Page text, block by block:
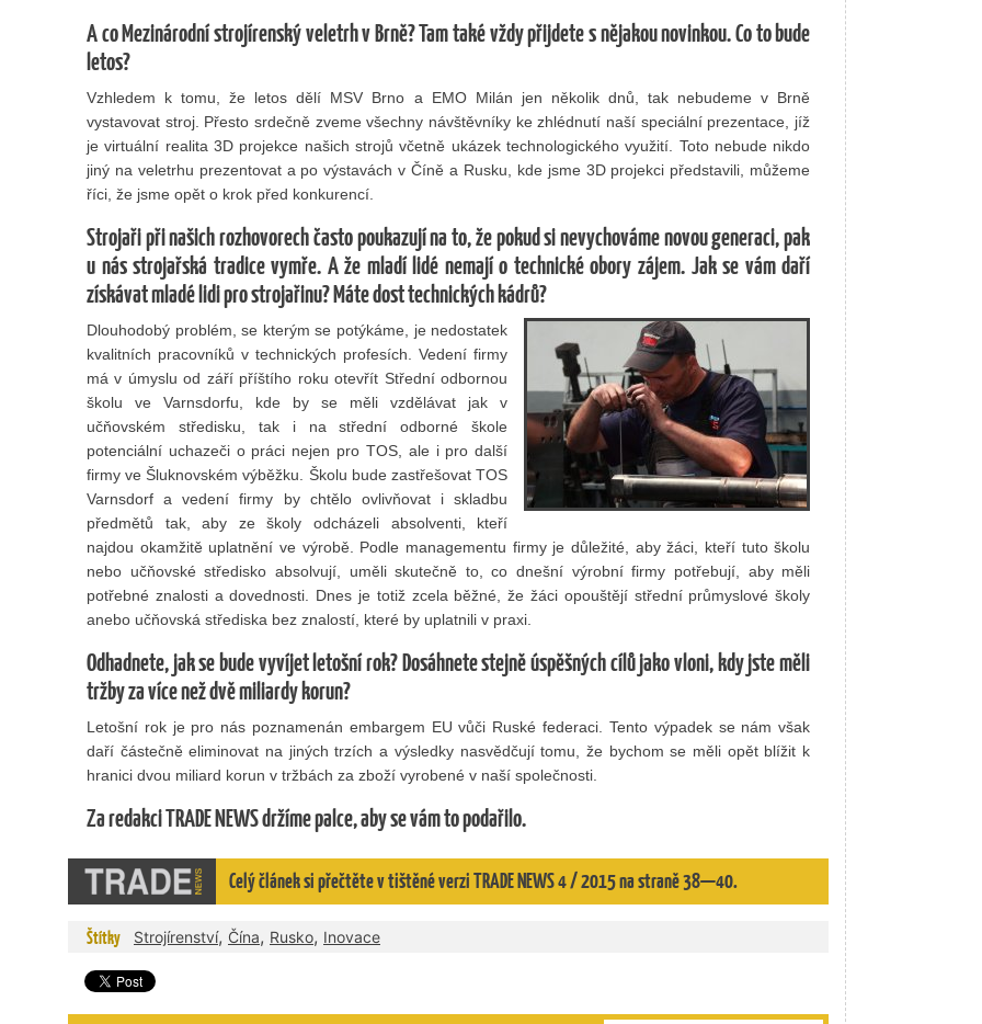
A co Mezinárodní strojírenský veletrh v Brně? Tam také vždy přijdete s nějakou novinkou. Co to bude
letos?
Vzhledem k tomu, že letos dělí MSV Brno a EMO Milán jen několik dnů, tak nebudeme v Brně
vystavovat stroj. Přesto srdečně zveme všechny návštěvníky ke zhlédnutí naší speciální prezentace, jíž
je virtuální realita 3D projekce našich strojů včetně ukázek technologického využití. Toto nebude nikdo
jiný na veletrhu prezentovat a po výstavách v Číně a Rusku, kde jsme 3D projekci představili, můžeme
říci, že jsme opět o krok před konkurencí.
Strojaři při našich rozhovorech často poukazují na to, že pokud si nevychováme novou generaci, pak
u nás strojařská tradice vymře. A že mladí lidé nemají o technické obory zájem. Jak se vám daří
získávat mladé lidi pro strojařinu? Máte dost technických kádrů?
Dlouhodobý problém, se kterým se potýkáme, je nedostatek
kvalitních pracovníků v technických profesích. Vedení firmy
má v úmyslu od září příštího roku otevřít Střední odbornou
školu ve Varnsdorfu, kde by se měli vzdělávat jak v
učňovském středisku, tak i na střední odborné škole
potenciální uchazeči o práci nejen pro TOS, ale i pro další
firmy ve Šluknovském výběžku. Školu bude zastřešovat TOS
Varnsdorf a vedení firmy by chtělo ovlivňovat i skladbu
předmětů tak, aby ze školy odcházeli absolventi, kteří
najdou okamžitě uplatnění ve výrobě. Podle managementu firmy je důležité, aby žáci, kteří tuto školu
nebo učňovské středisko absolvují, uměli skutečně to, co dnešní výrobní firmy potřebují, aby měli
potřebné znalosti a dovednosti. Dnes je totiž zcela běžné, že žáci opouštějí střední průmyslové školy
anebo učňovská střediska bez znalostí, které by uplatnili v praxi.
Odhadnete, jak se bude vyvíjet letošní rok? Dosáhnete stejně úspěšných cílů jako vloni, kdy jste měli
tržby za více než dvě miliardy korun?
Letošní rok je pro nás poznamenán embargem EU vůči Ruské federaci. Tento výpadek se nám však
daří částečně eliminovat na jiných trzích a výsledky nasvědčují tomu, že bychom se měli opět blížit k
hranici dvou miliard korun v tržbách za zboží vyrobené v naší společnosti.
Za redakci TRADE NEWS držíme palce, aby se vám to podařilo.
Celý článek si přečtěte v tištěné verzi TRADE NEWS 4 / 2015 na straně 38—40.
Štítky Strojírenství, Čína, Rusko, Inovace